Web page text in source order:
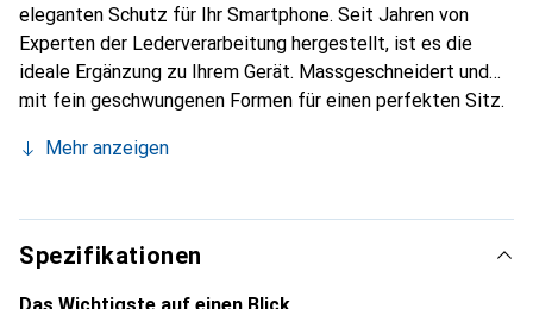
eleganten Schutz für Ihr Smartphone. Seit Jahren von
Experten der Lederverarbeitung hergestellt, ist es die
ideale Ergänzung zu Ihrem Gerät. Massgeschneidert und
mit fein geschwungenen Formen für einen perfekten Sitz.
Smartphone. Die Marke Noreve ist international für ihre
für den anspruchsvollen Kunden.
Mehr anzeigen
Spezifikationen